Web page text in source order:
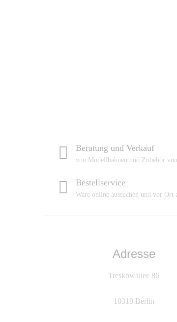
Beratung und Verkauf
von Modellbahnen und Zubehör
Bestellservice
Ware online aussuchen und vor Ort
Adresse
Treskowallee 86
10318 Berlin